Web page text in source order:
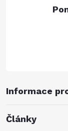
Informace
Články